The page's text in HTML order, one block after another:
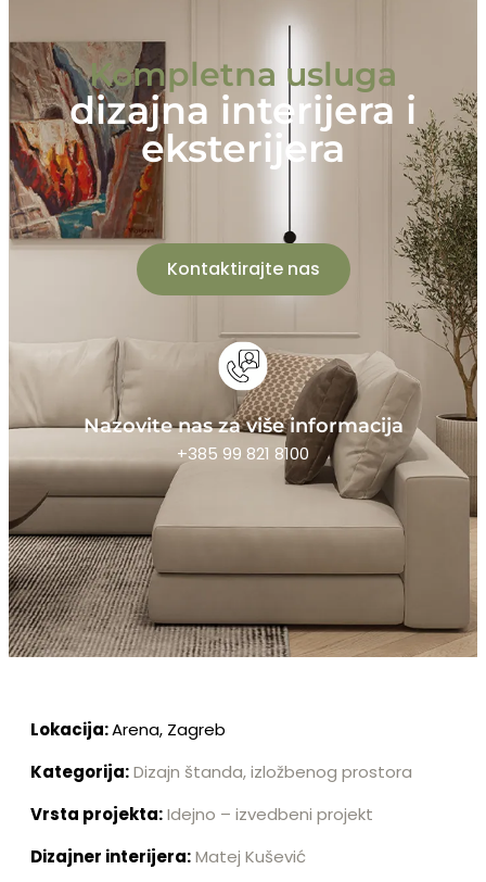
Kompletna usluga
dizajna interijera i
eksterijera
Kontaktirajte nas
Nazovite nas za više informacija
+385 99 821 8100
Lokacija:Arena, Zagreb
Kategorija:Dizajn štanda, izložbenog prostora
Vrsta projekta:Idejno – izvedbeni projekt
Dizajner interijera:Matej Kušević